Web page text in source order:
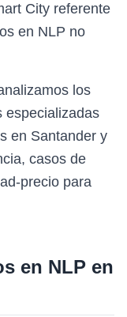
City referente
en NLP no
los
especializadas
en Santander y
casos de
precio para
en NLP en